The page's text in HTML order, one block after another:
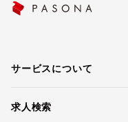
サービスについて
求人検索